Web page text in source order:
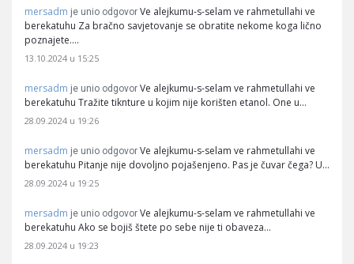
mersadm je unio odgovor Ve alejkumu-s-selam ve rahmetullahi ve
berekatuhu Za bračno savjetovanje se obratite nekome koga lično
poznajete.…
13.10.2024 u 15:25
mersadm je unio odgovor Ve alejkumu-s-selam ve rahmetullahi ve
berekatuhu Tražite tiknture u kojim nije korišten etanol. One u…
28.09.2024 u 19:26
mersadm je unio odgovor Ve alejkumu-s-selam ve rahmetullahi ve
berekatuhu Pitanje nije dovoljno pojašenjeno. Pas je čuvar čega? U…
28.09.2024 u 19:25
mersadm je unio odgovor Ve alejkumu-s-selam ve rahmetullahi ve
berekatuhu Ako se bojiš štete po sebe nije ti obaveza…
28.09.2024 u 19:23